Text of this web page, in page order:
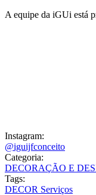
A equipe da iGUi está
Instagram:
@iguijfconceito
Categoria:
DECORAÇÃO E
Tags:
DECOR Serviços